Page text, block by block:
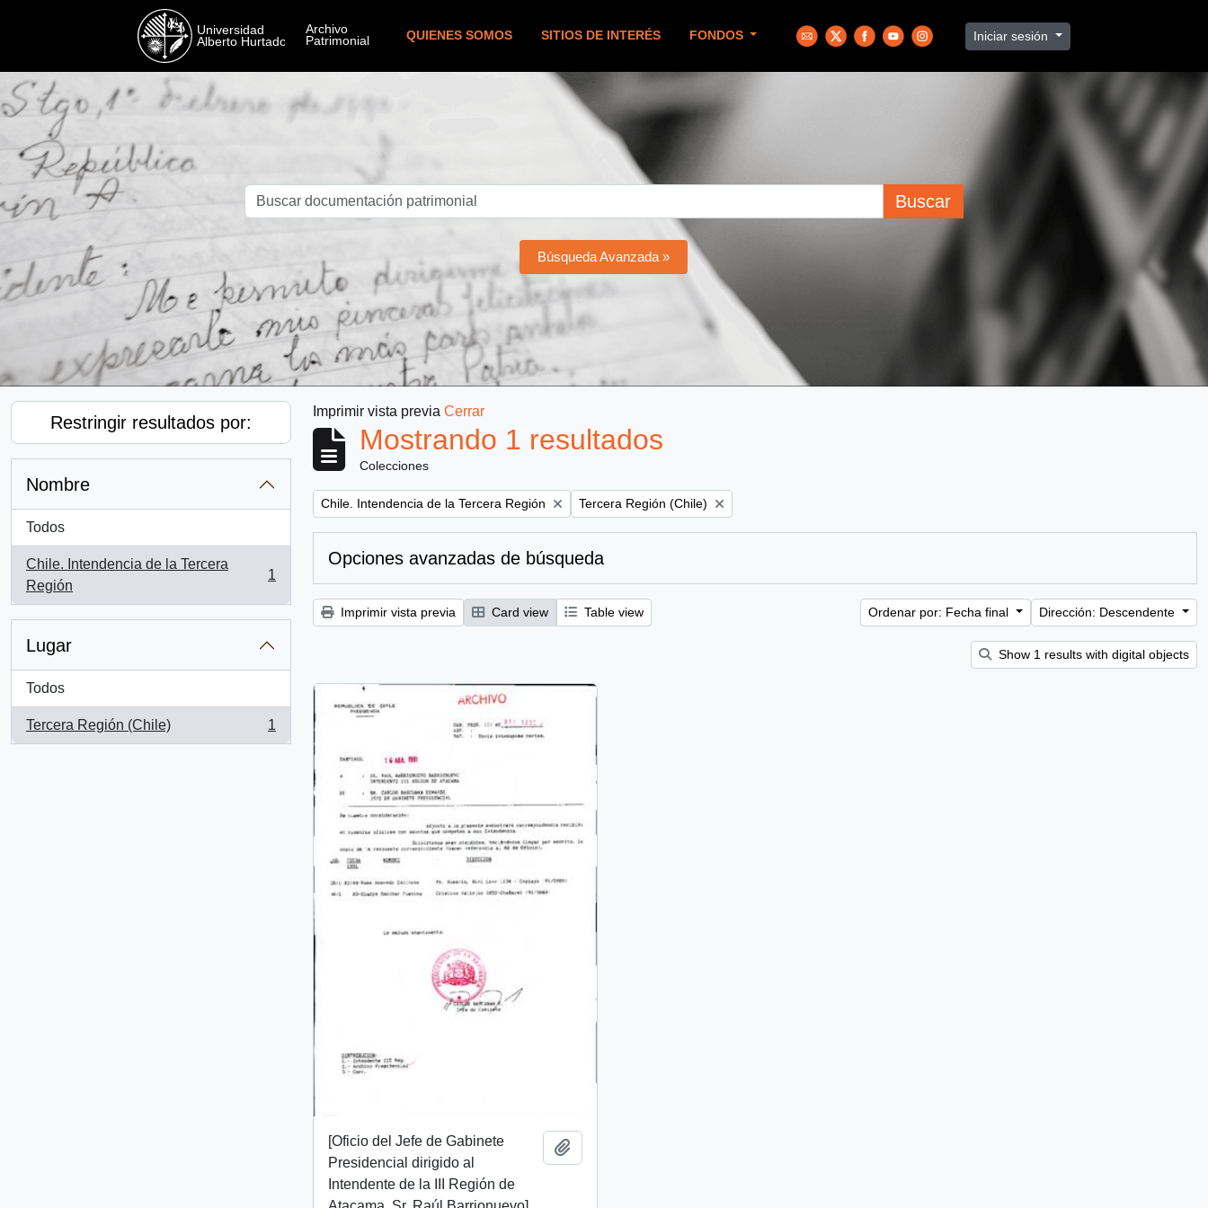
QUIENES SOMOS SITIOS DE INTERÉS FONDOS Iniciar sesión
Buscar
Búsqueda Avanzada »
Restringir resultados por:
Nombre
Todos
Chile. Intendencia de la Tercera
Región
, 1 resultados
1
Lugar
Todos
Tercera Región (Chile)
, 1 resultados
1
Imprimir vista previa Cerrar
Mostrando 1 resultados
Colecciones
Remove filter:
Chile. Intendencia de la Tercera Región Remove filter:
Tercera Región (Chile)
Opciones avanzadas de búsqueda
Imprimir vista previa Card view Table view Ordenar por: Fecha final Dirección: Descendente
Show 1 results with digital objects
[Oficio del Jefe de Gabinete
Presidencial dirigido al
Intendente de la III Región de